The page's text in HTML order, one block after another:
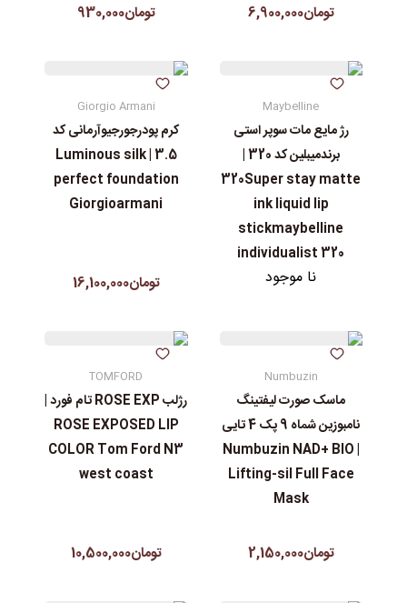
تومان6,900,000 تومان930,000
Maybelline
رژ مایع مات سوپر استی‌
برندمیبلین کد 320 |
320Super stay matte
ink liquid lip
stickmaybelline
individualist 320
نا موجود
Giorgio Armani
کرم پودرجورجیوآرمانی کد
3.5 | Luminous silk
perfect foundation
Giorgioarmani
تومان16,100,000
Numbuzin
ماسک صورت لیفتینگ
نامبوزین شماه 9 پک 4 تایی
| Numbuzin NAD+ BIO
Lifting-sil Full Face
Mask
تومان2,150,000
TOMFORD
رژلب ROSE EXP تام فورد |
ROSE EXPOSED LIP
COLOR Tom Ford N3
west coast
تومان10,500,000